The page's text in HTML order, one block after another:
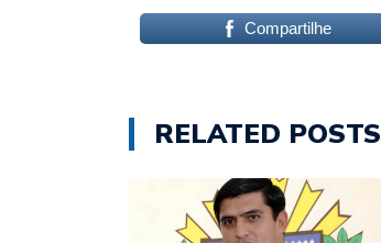
Compartilhe
RELATED POSTS